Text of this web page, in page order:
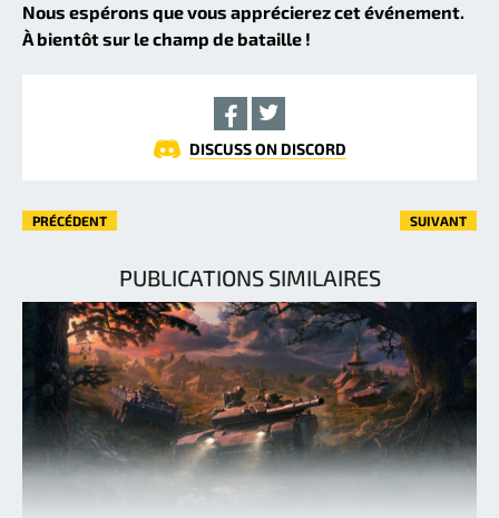
Nous espérons que vous apprécierez cet événement.
À bientôt sur le champ de bataille !
DISCUSS ON DISCORD
PRÉCÉDENT SUIVANT
PUBLICATIONS SIMILAIRES